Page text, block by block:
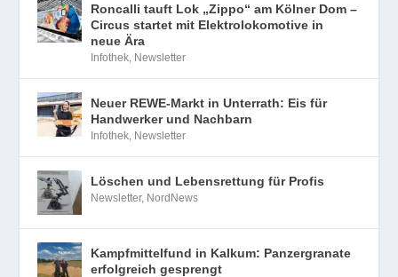
Roncalli tauft Lok „Zippo“ am Kölner Dom –
Circus startet mit Elektrolokomotive in
neue Ära
Infothek Newsletter
Neuer REWE-Markt in Unterrath: Eis für
Handwerker und Nachbarn
Infothek Newsletter
Löschen und Lebensrettung für Profis
Newsletter, NordNews
Kampfmittelfund in Kalkum: Panzergranate
erfolgreich gesprengt